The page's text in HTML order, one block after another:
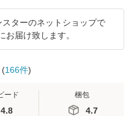
ターのネットショップで
届け致します。
(166件)
ード
4.8
梱包
4.7